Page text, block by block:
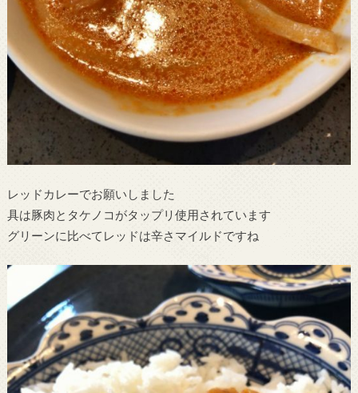
レッドカレーでお願いしました
具は豚肉とタケノコがタップリ使用されています
グリーンに比べてレッドは辛さマイルドですね